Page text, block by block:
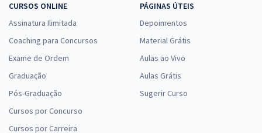
CURSOS ONLINE
Assinatura Ilimitada
Coaching para Concursos
Exame de Ordem
Graduação
Pós-Graduação
Cursos por Concurso
Cursos por Carreira
PÁGINAS ÚTEIS
Depoimentos
Material Grátis
Aulas ao Vivo
Aulas Grátis
Sugerir Curso